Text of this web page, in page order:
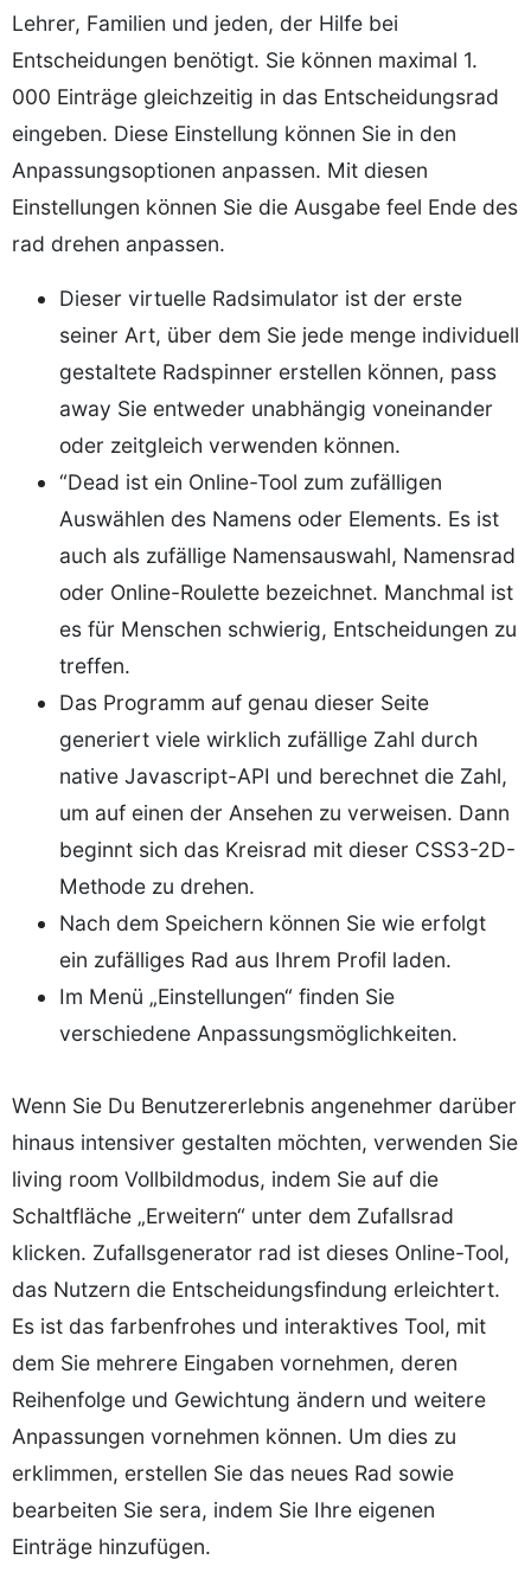
Lehrer, Familien und jeden, der Hilfe bei
Entscheidungen benötigt. Sie können maximal 1.
000 Einträge gleichzeitig in das Entscheidungsrad
eingeben. Diese Einstellung können Sie in den
Anpassungsoptionen anpassen. Mit diesen
Einstellungen können Sie die Ausgabe feel Ende des
rad drehen anpassen.
Dieser virtuelle Radsimulator ist der erste
seiner Art, über dem Sie jede menge individuell
gestaltete Radspinner erstellen können, pass
away Sie entweder unabhängig voneinander
oder zeitgleich verwenden können.
“Dead ist ein Online-Tool zum zufälligen
Auswählen des Namens oder Elements. Es ist
auch als zufällige Namensauswahl, Namensrad
oder Online-Roulette bezeichnet. Manchmal ist
es für Menschen schwierig, Entscheidungen zu
treffen.
Das Programm auf genau dieser Seite
generiert viele wirklich zufällige Zahl durch
native Javascript-API und berechnet die Zahl,
um auf einen der Ansehen zu verweisen. Dann
beginnt sich das Kreisrad mit dieser CSS3-2D-
Methode zu drehen.
Nach dem Speichern können Sie wie erfolgt
ein zufälliges Rad aus Ihrem Profil laden.
Im Menü „Einstellungen“ finden Sie
verschiedene Anpassungsmöglichkeiten.
Wenn Sie Du Benutzererlebnis angenehmer darüber
hinaus intensiver gestalten möchten, verwenden Sie
living room Vollbildmodus, indem Sie auf die
Schaltfläche „Erweitern“ unter dem Zufallsrad
klicken. Zufallsgenerator rad ist dieses Online-Tool,
das Nutzern die Entscheidungsfindung erleichtert.
Es ist das farbenfrohes und interaktives Tool, mit
dem Sie mehrere Eingaben vornehmen, deren
Reihenfolge und Gewichtung ändern und weitere
Anpassungen vornehmen können. Um dies zu
erklimmen, erstellen Sie das neues Rad sowie
bearbeiten Sie sera, indem Sie Ihre eigenen
Einträge hinzufügen.